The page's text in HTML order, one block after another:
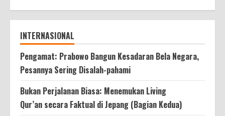
INTERNASIONAL
Pengamat: Prabowo Bangun Kesadaran Bela Negara,
Pesannya Sering Disalah-pahami
Bukan Perjalanan Biasa: Menemukan Living
Qur’an secara Faktual di Jepang (Bagian Kedua)